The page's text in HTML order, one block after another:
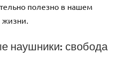
полезно в нашем
наушники: свобода